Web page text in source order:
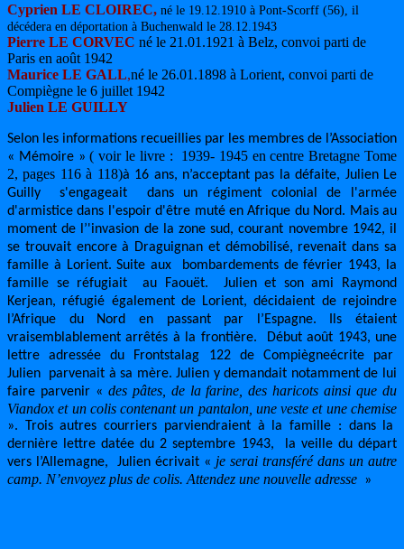
Cyprien LE CLOIREC, né le 19.12.1910 à Pont-Scorff (56), il
décédera en déportation à Buchenwald le 28.12.1943
Pierre LE CORVEC né le 21.01.1921 à Belz, convoi parti de
Paris en août 1942
Maurice LE GALL,né le 26.01.1898 à Lorient, convoi parti de
Compiègne le 6 juillet 1942
Julien LE GUILLY
Selon les informations recueillies par les membres de l’Association
« Mémoire » ( voir le livre : 1939- 1945 en centre Bretagne Tome
2, pages 116 à 118)à 16 ans, n’acceptant pas la défaite, Julien Le
Guilly s'engageait dans un régiment colonial de l'armée
d'armistice dans l'espoir d'être muté en Afrique du Nord. Mais au
moment de l’'invasion de la zone sud, courant novembre 1942, il
se trouvait encore à Draguignan et démobilisé, revenait dans sa
famille à Lorient. Suite aux bombardements de février 1943, la
famille se réfugiait au Faouët. Julien et son ami Raymond
Kerjean, réfugié également de Lorient, décidaient de rejoindre
l’Afrique du Nord en passant par l’Espagne. Ils étaient
vraisemblablement arrêtés à la frontière. Début août 1943, une
lettre adressée du Frontstalag 122 de Compiègneécrite par
Julien parvenait à sa mère. Julien y demandait notamment de lui
faire parvenir« des pâtes, de la farine, des haricots ainsi que du
Viandox et un colis contenant un pantalon, une veste et une chemise
». Trois autres courriers parviendraient à la famille : dans la
dernière lettre datée du 2 septembre 1943, la veille du départ
vers l’Allemagne, Julien écrivait « je serai transféré dans un autre
camp. N’envoyez plus de colis. Attendez une nouvelle adresse »